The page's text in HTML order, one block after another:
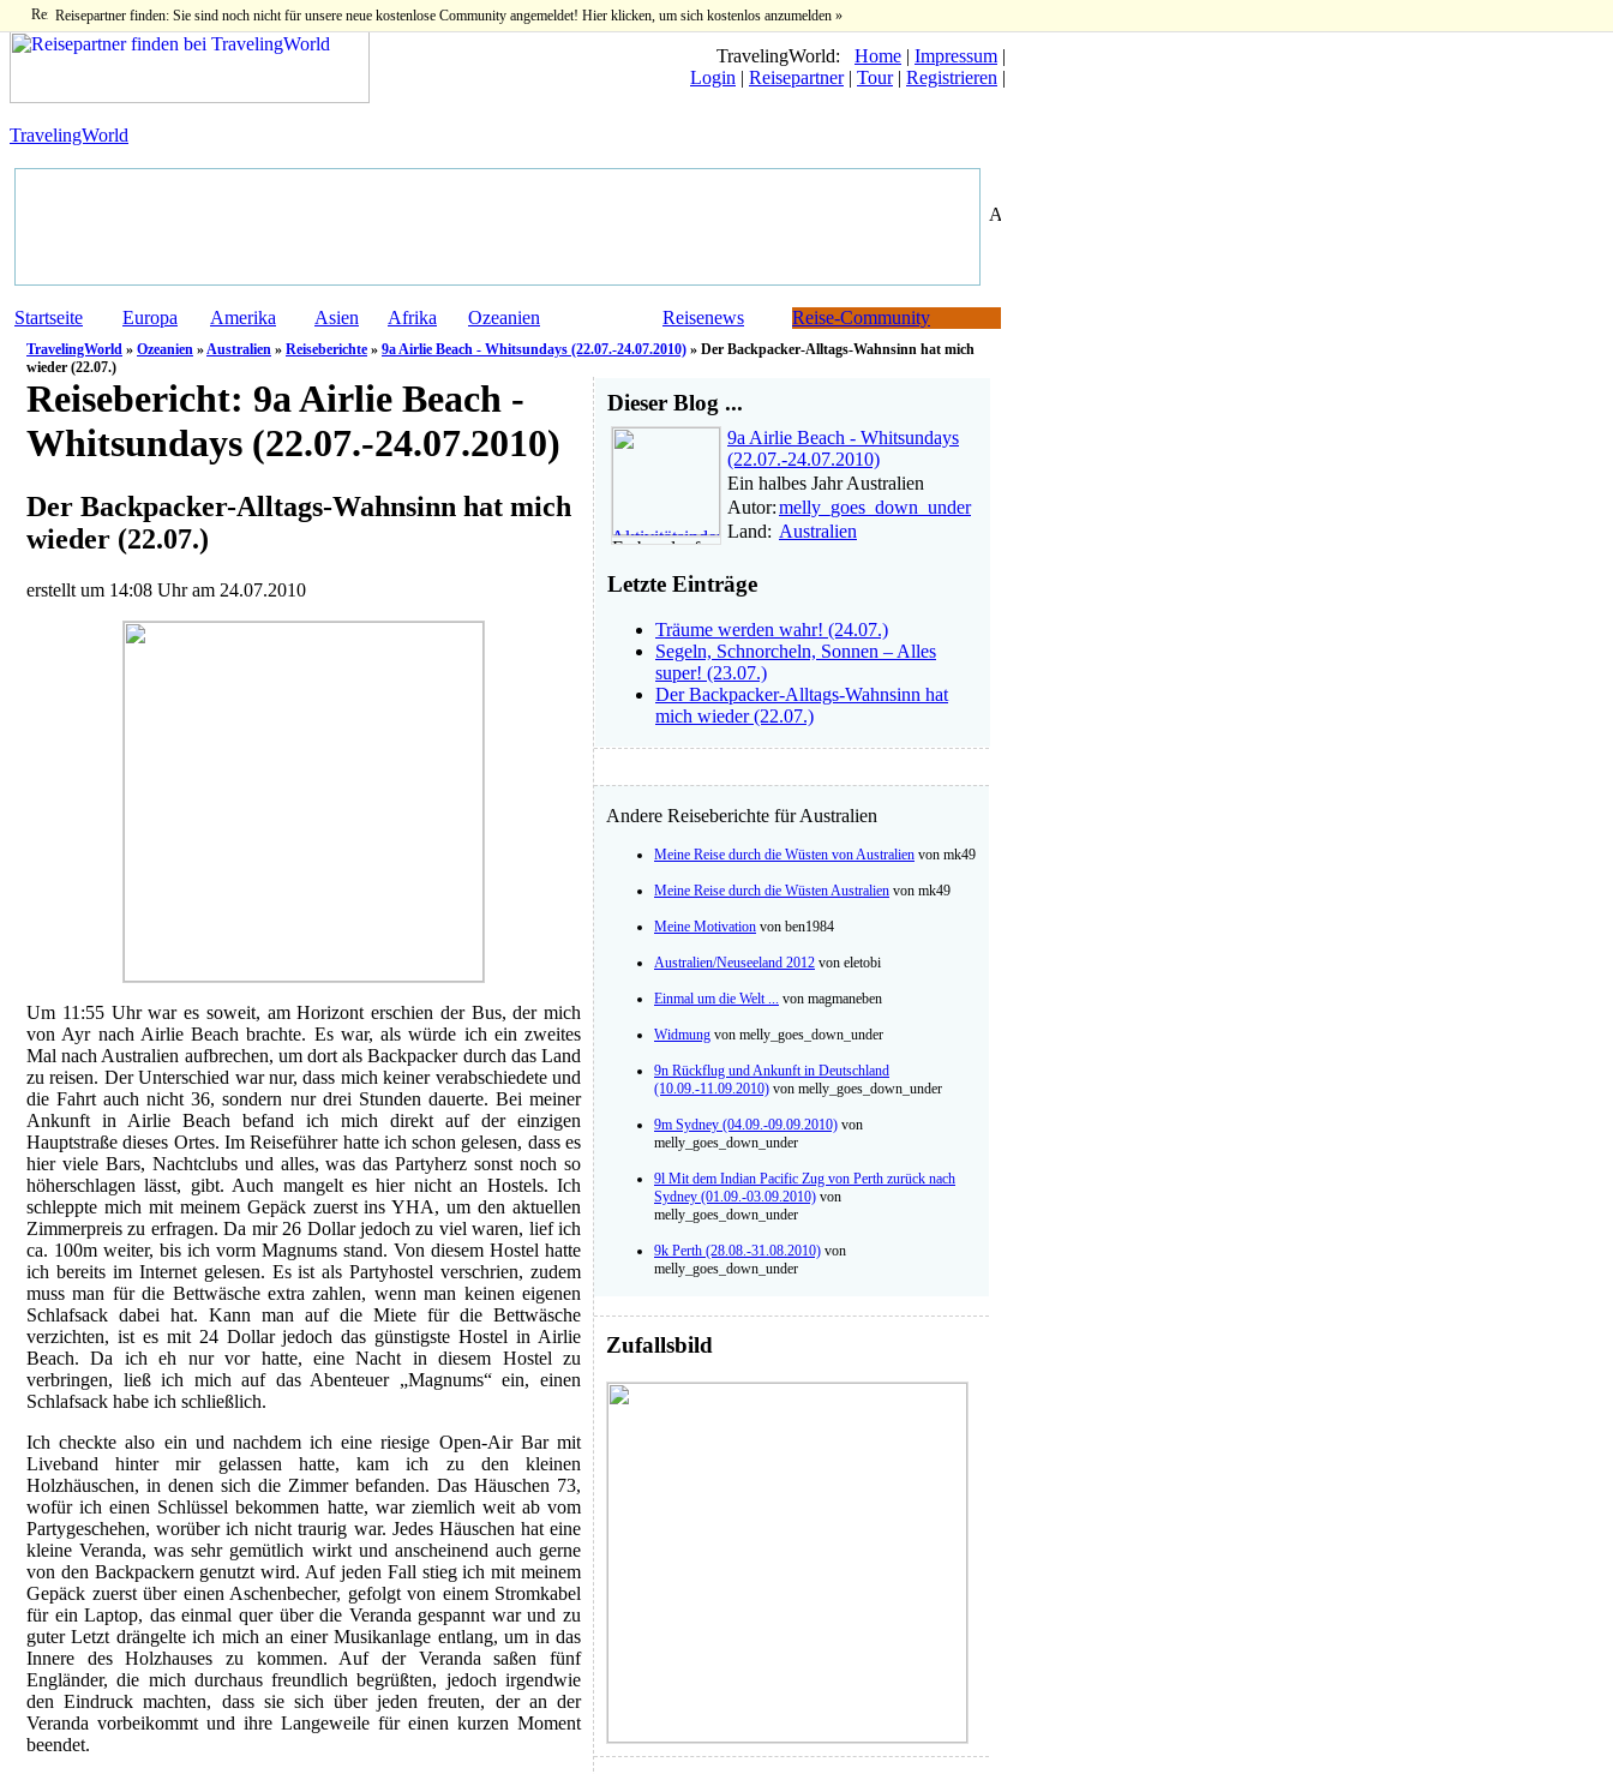
Reisepartner finden: Sie sind noch nicht für unsere neue kostenlose Community angemeldet! Hier klicken, um sich kostenlos anzumelden »
TravelingWorld: Home | Impressum |
Login | Reisepartner| Tour| Registrieren |
TravelingWorld
Startseite Europa Amerika Asien Afrika Ozeanien Reisenews Reise-Community
TravelingWorld » Ozeanien »Australien » Reiseberichte » 9a Airlie Beach - Whitsundays (22.07.-24.07.2010) » Der Backpacker-Alltags-Wahnsinn hat mich
wieder (22.07.)
Reisebericht: 9a Airlie Beach -
Whitsundays (22.07.-24.07.2010)
Der Backpacker-Alltags-Wahnsinn hat mich
wieder (22.07.)
erstellt um 14:08 Uhr am 24.07.2010
Um 11:55 Uhr war es soweit, am Horizont erschien der Bus, der mich
von Ayr nach Airlie Beach brachte. Es war, als würde ich ein zweites
Mal nach Australien aufbrechen, um dort als Backpacker durch das Land
zu reisen. Der Unterschied war nur, dass mich keiner verabschiedete und
die Fahrt auch nicht 36, sondern nur drei Stunden dauerte. Bei meiner
Ankunft in Airlie Beach befand ich mich direkt auf der einzigen
Hauptstraße dieses Ortes. Im Reiseführer hatte ich schon gelesen, dass es
hier viele Bars, Nachtclubs und alles, was das Partyherz sonst noch so
höherschlagen lässt, gibt. Auch mangelt es hier nicht an Hostels. Ich
schleppte mich mit meinem Gepäck zuerst ins YHA, um den aktuellen
Zimmerpreis zu erfragen. Da mir 26 Dollar jedoch zu viel waren, lief ich
ca. 100m weiter, bis ich vorm Magnums stand. Von diesem Hostel hatte
ich bereits im Internet gelesen. Es ist als Partyhostel verschrien, zudem
muss man für die Bettwäsche extra zahlen, wenn man keinen eigenen
Schlafsack dabei hat. Kann man auf die Miete für die Bettwäsche
verzichten, ist es mit 24 Dollar jedoch das günstigste Hostel in Airlie
Beach. Da ich eh nur vor hatte, eine Nacht in diesem Hostel zu
verbringen, ließ ich mich auf das Abenteuer „Magnums“ ein, einen
Schlafsack habe ich schließlich.
Ich checkte also ein und nachdem ich eine riesige Open-Air Bar mit
Liveband hinter mir gelassen hatte, kam ich zu den kleinen
Holzhäuschen, in denen sich die Zimmer befanden. Das Häuschen 73,
wofür ich einen Schlüssel bekommen hatte, war ziemlich weit ab vom
Partygeschehen, worüber ich nicht traurig war. Jedes Häuschen hat eine
kleine Veranda, was sehr gemütlich wirkt und anscheinend auch gerne
von den Backpackern genutzt wird. Auf jeden Fall stieg ich mit meinem
Gepäck zuerst über einen Aschenbecher, gefolgt von einem Stromkabel
für ein Laptop, das einmal quer über die Veranda gespannt war und zu
guter Letzt drängelte ich mich an einer Musikanlage entlang, um in das
Innere des Holzhauses zu kommen. Auf der Veranda saßen fünf
Engländer, die mich durchaus freundlich begrüßten, jedoch irgendwie
den Eindruck machten, dass sie sich über jeden freuten, der an der
Veranda vorbeikommt und ihre Langeweile für einen kurzen Moment
beendet.
Dieser Blog ...
9a Airlie Beach - Whitsundays
(22.07.-24.07.2010)
Ein halbes Jahr Australien
Autor:melly_goes_down_under
Land: Australien
Letzte Einträge
Träume werden wahr! (24.07.)
Segeln, Schnorcheln, Sonnen – Alles
super! (23.07.)
Der Backpacker-Alltags-Wahnsinn hat
mich wieder (22.07.)
Andere Reiseberichte für Australien
Meine Reise durch die Wüsten von Australien von mk49
Meine Reise durch die Wüsten Australien von mk49
Meine Motivation von ben1984
Australien/Neuseeland 2012 von eletobi
Einmal um die Welt ... von magmaneben
Widmung von melly_goes_down_under
9n Rückflug und Ankunft in Deutschland
(10.09.-11.09.2010) von melly_goes_down_under
9m Sydney (04.09.-09.09.2010) von
melly_goes_down_under
9l Mit dem Indian Pacific Zug von Perth zurück nach
Sydney (01.09.-03.09.2010) von
melly_goes_down_under
9k Perth (28.08.-31.08.2010) von
melly_goes_down_under
Zufallsbild